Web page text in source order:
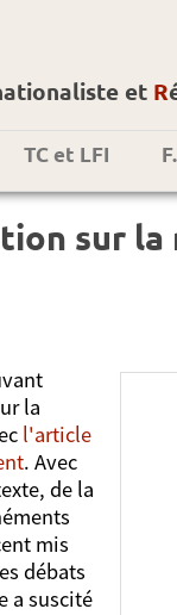
et R
TC et LFI
sur la
la
l'article
. Avec
de la
mis
débats
a suscité